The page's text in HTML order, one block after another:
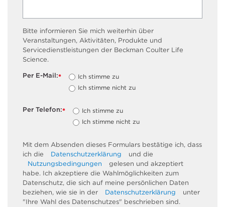
Bitte informieren Sie mich weiterhin über
Veranstaltungen, Aktivitäten, Produkte und
Servicedienstleistungen der Beckman Coulter Life
Science.
*
Per E-Mail:
Ich stimme zu
Ich stimme nicht zu
*
Per Telefon:
Ich stimme zu
Ich stimme nicht zu
Mit dem Absenden dieses Formulars bestätige ich, dass
ich die
Datenschutzerklärung
und die
Nutzungsbedingungen
gelesen und akzeptiert
habe. Ich akzeptiere die Wahlmöglichkeiten zum
Datenschutz, die sich auf meine persönlichen Daten
beziehen, wie sie in der
Datenschutzerklärung
unter
"Ihre Wahl des Datenschutzes" beschrieben sind.